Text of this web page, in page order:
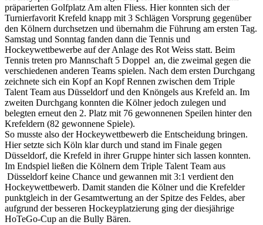
präparierten Golfplatz Am alten Fliess. Hier konnten sich der
Turnierfavorit Krefeld knapp mit 3 Schlägen Vorsprung gegenüber
den Kölnern durchsetzen und übernahm die Führung am ersten Tag.
Samstag und Sonntag fanden dann die Tennis und
Hockeywettbewerbe auf der Anlage des Rot Weiss statt. Beim
Tennis treten pro Mannschaft 5 Doppel an, die zweimal gegen die
verschiedenen anderen Teams spielen. Nach dem ersten Durchgang
zeichnete sich ein Kopf an Kopf Rennen zwischen dem Triple
Talent Team aus Düsseldorf und den Knöngels aus Krefeld an. Im
zweiten Durchgang konnten die Kölner jedoch zulegen und
belegten erneut den 2. Platz mit 76 gewonnenen Speilen hinter den
Krefeldern (82 gewonnene Spiele).
So musste also der Hockeywettbewerb die Entscheidung bringen.
Hier setzte sich Köln klar durch und stand im Finale gegen
Düsseldorf, die Krefeld in ihrer Gruppe hinter sich lassen konnten.
Im Endspiel ließen die Kölnern dem Triple Talent Team aus
Düsseldorf keine Chance und gewannen mit 3:1 verdient den
Hockeywettbewerb. Damit standen die Kölner und die Krefelder
punktgleich in der Gesamtwertung an der Spitze des Feldes, aber
aufgrund der besseren Hockeyplatzierung ging der diesjährige
HoTeGo-Cup an die Bully Bären.